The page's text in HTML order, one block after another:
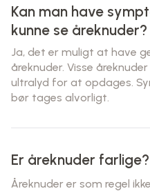
Kan man have
kunne se åreknuder?
Ja, det er muligt at have
åreknuder. Visse
ultralyd for at opdages.
bør tages alvorligt.
Er åreknuder farlige?
Åreknuder er som regel